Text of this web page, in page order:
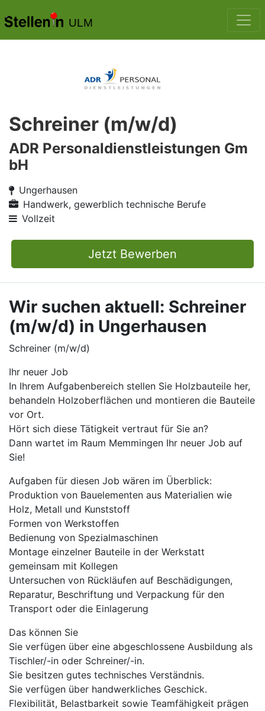
ULM
Schreiner (m/w/d)
ADR Personaldienstleistungen Gm
bH
Ungerhausen
Handwerk, gewerblich technische Berufe
Vollzeit
Jetzt Bewerben
Wir suchen aktuell: Schreiner
(m/w/d) in Ungerhausen
Schreiner (m/w/d)
Ihr neuer Job
In Ihrem Aufgabenbereich stellen Sie Holzbauteile her,
behandeln Holzoberflächen und montieren die Bauteile
vor Ort.
Hört sich diese Tätigkeit vertraut für Sie an?
Dann wartet im Raum Memmingen Ihr neuer Job auf
Sie!
Aufgaben für diesen Job wären im Überblick:
Produktion von Bauelementen aus Materialien wie
Holz, Metall und Kunststoff
Formen von Werkstoffen
Bedienung von Spezialmaschinen
Montage einzelner Bauteile in der Werkstatt
gemeinsam mit Kollegen
Untersuchen von Rückläufen auf Beschädigungen,
Reparatur, Beschriftung und Verpackung für den
Transport oder die Einlagerung
Das können Sie
Sie verfügen über eine abgeschlossene Ausbildung als
Tischler/-in oder Schreiner/-in.
Sie besitzen gutes technisches Verständnis.
Sie verfügen über handwerkliches Geschick.
Flexibilität, Belastbarkeit sowie Teamfähigkeit prägen